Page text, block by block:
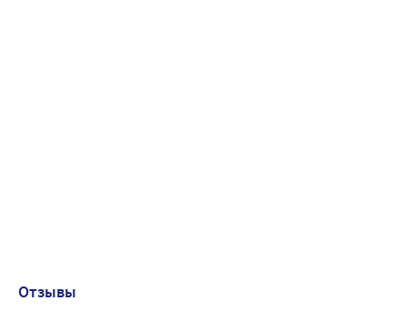
Отзывы